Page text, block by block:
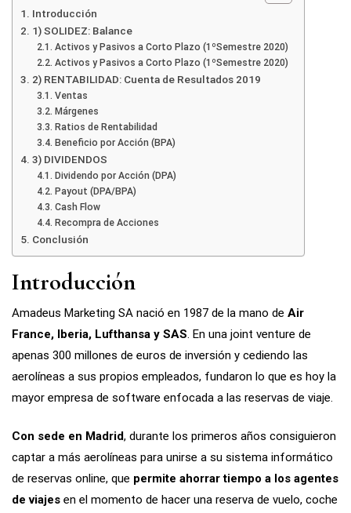
Introducción
1) SOLIDEZ: Balance
Activos y Pasivos a Corto Plazo (1ºSemestre 2020)
Activos y Pasivos a Corto Plazo (1ºSemestre 2020)
2) RENTABILIDAD: Cuenta de Resultados 2019
Ventas
Márgenes
Ratios de Rentabilidad
Beneficio por Acción (BPA)
3) DIVIDENDOS
Dividendo por Acción (DPA)
Payout (DPA/BPA)
Cash Flow
Recompra de Acciones
Conclusión
Introducción
Amadeus Marketing SA nació en 1987 de la mano de Air
France, Iberia, Lufthansa y SAS . En una joint venture de
apenas 300 millones de euros de inversión y cediendo las
aerolíneas a sus propios empleados, fundaron lo que es hoy la
mayor empresa de software enfocada a las reservas de viaje.
Con sede en Madrid, durante los primeros años consiguieron
captar a más aerolíneas para unirse a su sistema informático
de reservas online, que permite ahorrar tiempo a los agentes
de viajes en el momento de hacer una reserva de vuelo, coche